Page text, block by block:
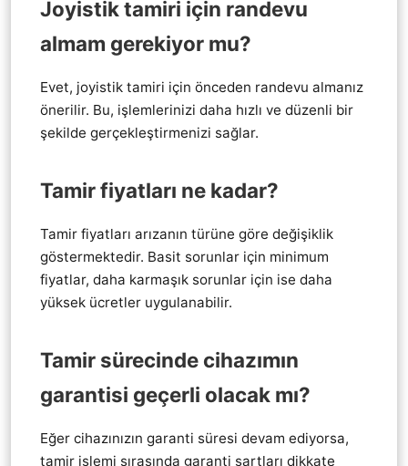
Joyistik tamiri için randevu
almam gerekiyor mu?
Evet, joyistik tamiri için önceden randevu almanız
önerilir. Bu, işlemlerinizi daha hızlı ve düzenli bir
şekilde gerçekleştirmenizi sağlar.
Tamir fiyatları ne kadar?
Tamir fiyatları arızanın türüne göre değişiklik
göstermektedir. Basit sorunlar için minimum
fiyatlar, daha karmaşık sorunlar için ise daha
yüksek ücretler uygulanabilir.
Tamir sürecinde cihazımın
garantisi geçerli olacak mı?
Eğer cihazınızın garanti süresi devam ediyorsa,
tamir işlemi sırasında garanti şartları dikkate